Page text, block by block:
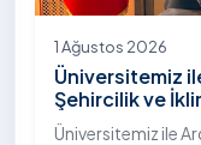
1 Ağustos 2026
Üniversitemiz
Şehircilik ve
Arasında İş
Üniversitemiz ile